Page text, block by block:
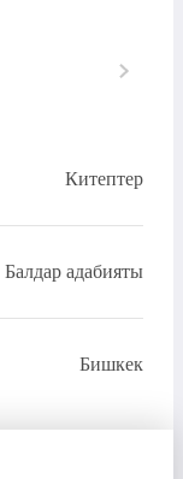
Китептер
Балдар адабияты
Бишкек